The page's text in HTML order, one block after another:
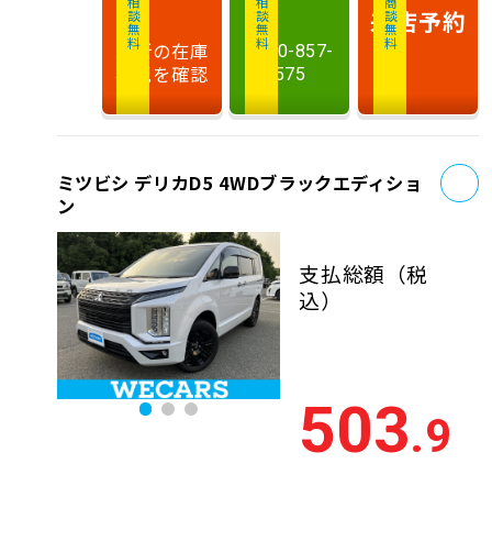
相談無料
最新の在庫
状況を確認
相談無料
0120-857-
575
商談無料
来店予約
ミツビシ デリカD5 4WDブラックエディショ
ン
支払総額 （税
込）
503.9